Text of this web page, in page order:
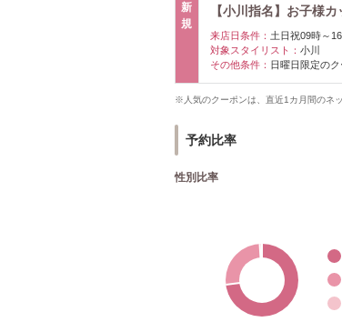
新
規
【小川指名】お子様
来店日条件： 土日祝09時～
対象スタイリスト： 小川
その他条件： 日曜日限定の
※人気のクーポンは、直近1カ月間のネ
予約比率
性別比率